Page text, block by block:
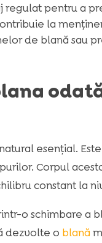
pentru a
la
de blană sau
esențial.
Corpul
constant la
o schimbare a
dezvolte o blană